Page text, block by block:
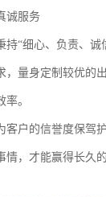
诚服务
持“细心、负责、
，量身定制较优的
。
户的信誉度保驾
，才能赢得长久的